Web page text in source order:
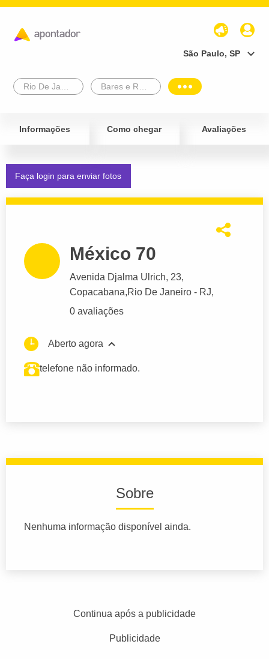
São Paulo, SP
Informações Como chegar Avaliações
Faça login para enviar fotos
México 70
Avenida Djalma Ulrich, 23,
Copacabana,Rio De Janeiro - RJ,
0 avaliações
Aberto agora
telefone não informado.
Sobre
Nenhuma informação disponível ainda.
Continua após a publicidade
Publicidade